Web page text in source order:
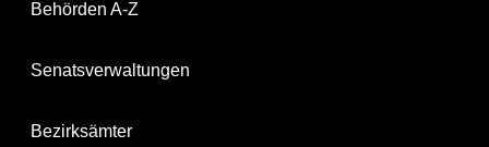
Behörden A-Z
Senatsverwaltungen
Bezirksämter